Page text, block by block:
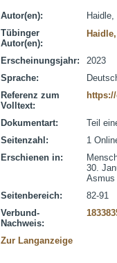
Autor(en):
Tübinger
Autor(en):
Erscheinungsjahr:
2023
Sprache:
Referenz zum
Volltext:
Dokumentart:
Teil
Seitenzahl:
1
Erschienen in:
30.
Asmus
Seitenbereich:
82-91
Verbund-
Nachweis:
Zur Langanzeige